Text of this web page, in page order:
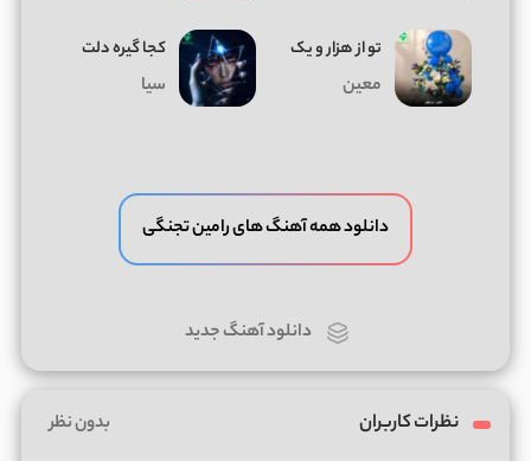
تو از هزار و یک
معین
کجا گیره دلت
سیا
دانلود همه آهنگ های رامین تجنگی
دانلود آهنگ جدید
نظرات کاربران بدون نظر